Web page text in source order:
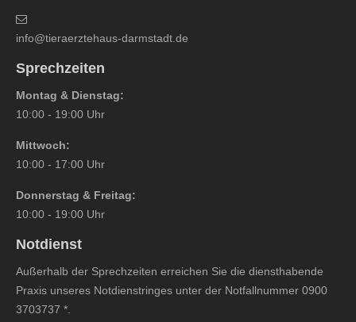
info@tieraerztehaus-darmstadt.de
Sprechzeiten
Montag & Dienstag:
10:00 - 19:00 Uhr
Mittwoch:
10:00 - 17:00 Uhr
Donnerstag & Freitag:
10:00 - 19:00 Uhr
Notdienst
Außerhalb der Sprechzeiten erreichen Sie die diensthabende
Praxis unseres Notdienstringes unter der Notfallnummer 0900
3703737 *.